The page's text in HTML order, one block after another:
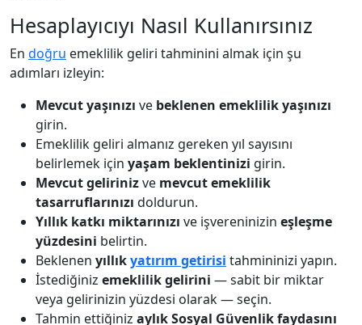
Hesaplayıcıyı Nasıl Kullanırsınız
En doğru emeklilik geliri tahminini almak için şu
adımları izleyin:
Mevcut yaşınızı ve beklenen emeklilik yaşınızı
girin.
Emeklilik geliri almanız gereken yıl sayısını
belirlemek için yaşam beklentinizi girin.
Mevcut gelirinizve mevcut emeklilik
tasarruflarınızı doldurun.
Yıllık katkı miktarınızı ve işvereninizin eşleşme
yüzdesini belirtin.
Beklenen yıllıkyatırım getirisi tahmininizi yapın.
İstediğiniz emeklilik gelirini — sabit bir miktar
veya gelirinizin yüzdesi olarak — seçin.
Tahmin ettiğiniz aylık Sosyal Güvenlik faydasını